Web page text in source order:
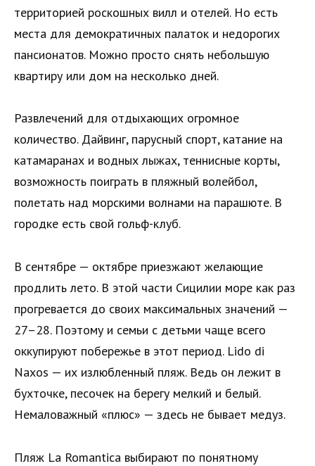
территорией роскошных вилл и отелей. Но есть
места для демократичных палаток и недорогих
пансионатов. Можно просто снять небольшую
квартиру или дом на несколько дней.
Развлечений для отдыхающих огромное
количество. Дайвинг, парусный спорт, катание на
катамаранах и водных лыжах, теннисные корты,
возможность поиграть в пляжный волейбол,
полетать над морскими волнами на парашюте. В
городке есть свой гольф-клуб.
В сентябре — октябре приезжают желающие
продлить лето. В этой части Сицилии море как раз
прогревается до своих максимальных значений —
27–28. Поэтому и семьи с детьми чаще всего
оккупируют побережье в этот период. Lido di
Naxos — их излюбленный пляж. Ведь он лежит в
бухточке, песочек на берегу мелкий и белый.
Немаловажный «плюс» — здесь не бывает медуз.
Пляж La Romantica выбирают по понятному